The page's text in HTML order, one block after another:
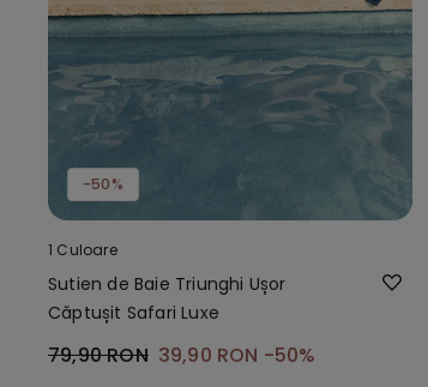
-50%
1 Culoare
Sutien de Baie Triunghi Ușor
Căptușit Safari Luxe
79,90 RON 39,90 RON -50%